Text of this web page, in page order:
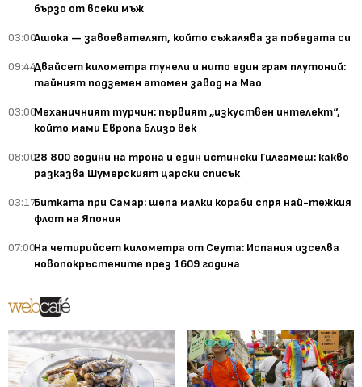
бързо от всеки мъж
03:00Ашока — завоевателят, който съжалява за победата си
09:44Двайсет километра тунели и нито един грам плутоний:
тайният подземен атомен завод на Мао
03:00Механичният турчин: първият „изкуствен интелект“,
който мами Европа близо век
08:0028 800 години на трона и един истински Гилгамеш: какво
разказва Шумерският царски списък
03:17Битката при Самар: шепа малки кораби спря най-тежкия
флот на Япония
07:00На четирийсет километра от Сеута: Испания изселва
новопокръстените през 1609 година